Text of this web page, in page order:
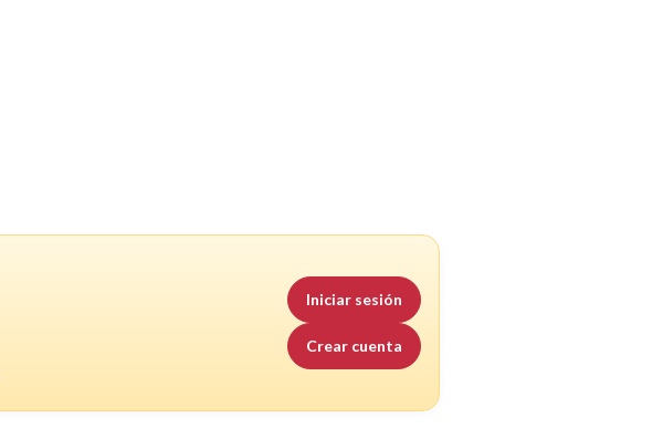
Iniciar sesión
Crear cuenta